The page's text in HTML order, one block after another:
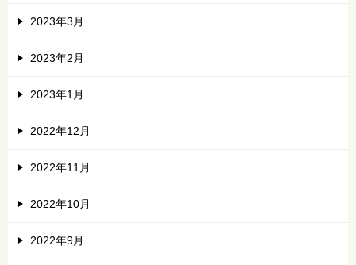
2023年3月
2023年2月
2023年1月
2022年12月
2022年11月
2022年10月
2022年9月